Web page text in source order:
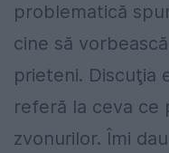
problematică
cine să
prieteni. Discuţia
referă la ceva
zvonurilor. Îmi